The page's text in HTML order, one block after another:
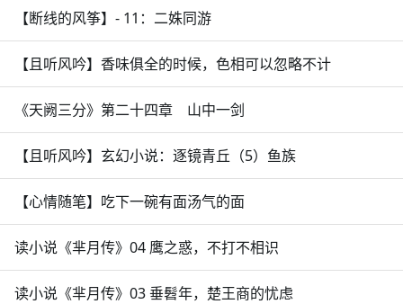
【断线的风筝】- 11：二姝同游
【且听风吟】香味俱全的时候，色相可以忽略不计
《天阙三分》第二十四章 山中一剑
【且听风吟】玄幻小说：逐镜青丘（5）鱼族
【心情随笔】吃下一碗有面汤气的面
读小说《芈月传》04 鹰之惑，不打不相识
读小说《芈月传》03 垂髫年，楚王商的忧虑